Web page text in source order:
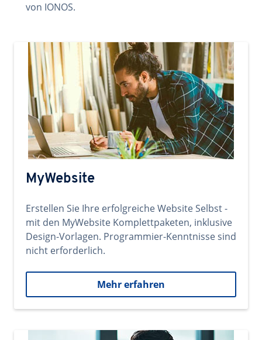
von IONOS.
MyWebsite
Erstellen Sie Ihre erfolgreiche Website Selbst -
mit den MyWebsite Komplettpaketen, inklusive
Design-Vorlagen. Programmier-Kenntnisse sind
nicht erforderlich.
Mehr erfahren